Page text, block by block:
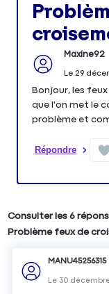
Maxine92
Le 29
Bonjour, les
que l'on met le
problème et
Répondre
Consulter les 6
Problème feux de
MANU45256315
Le 30